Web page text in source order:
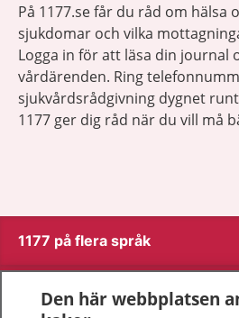
På 1177.se får du råd om hälsa
sjukdomar och vilka
Logga in för att läsa din journal
vårdärenden. Ring
sjukvårdsrådgivning dygnet
1177 ger dig råd när du vill må
1177 på flera språk
Om 1177
Den här webbplatsen